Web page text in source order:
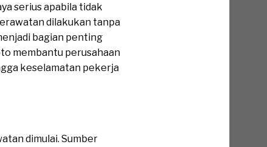
serius apabila tidak
dilakukan tanpa
bagian penting
membantu perusahaan
keselamatan pekerja
dimulai. Sumber